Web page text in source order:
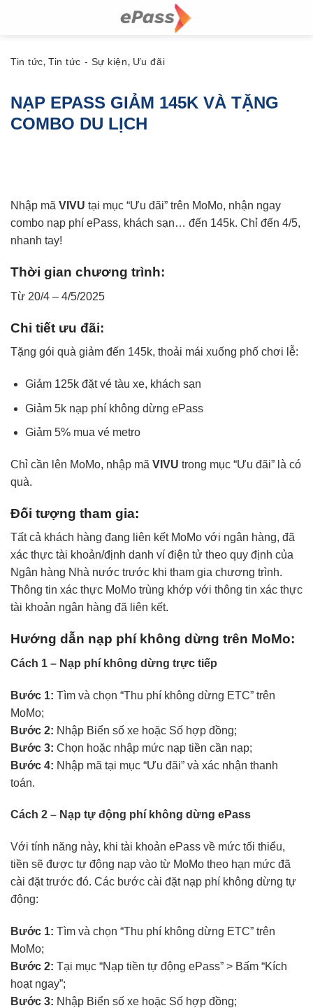
Tin tức, Tin tức - Sự kiện, Ưu đãi
NẠP EPASS GIẢM 145K VÀ TẶNG
COMBO DU LỊCH
Nhập mã VIVU tại mục “Ưu đãi” trên MoMo, nhận ngay
combo nạp phí ePass, khách sạn… đến 145k. Chỉ đến 4/5,
nhanh tay!
Thời gian chương trình:
Từ 20/4 – 4/5/2025
Chi tiết ưu đãi:
Tặng gói quà giảm đến 145k, thoải mái xuống phố chơi lễ:
Giảm 125k đặt vé tàu xe, khách sạn
Giảm 5k nạp phí không dừng ePass
Giảm 5% mua vé metro
Chỉ cần lên MoMo, nhập mã VIVU trong mục “Ưu đãi” là có
quà.
Đối tượng tham gia:
Tất cả khách hàng đang liên kết MoMo với ngân hàng, đã
xác thực tài khoản/định danh ví điện tử theo quy định của
Ngân hàng Nhà nước trước khi tham gia chương trình.
Thông tin xác thực MoMo trùng khớp với thông tin xác thực
tài khoản ngân hàng đã liên kết.
Hướng dẫn nạp phí không dừng trên MoMo:
Cách 1 – Nạp phí không dừng trực tiếp
Bước 1: Tìm và chọn “Thu phí không dừng ETC” trên
MoMo;
Bước 2: Nhập Biển số xe hoặc Số hợp đồng;
Bước 3: Chọn hoặc nhập mức nạp tiền cần nạp;
Bước 4: Nhập mã tại mục “Ưu đãi” và xác nhận thanh
toán.
Cách 2 – Nạp tự động phí không dừng ePass
Với tính năng này, khi tài khoản ePass về mức tối thiểu,
tiền sẽ được tự động nạp vào từ MoMo theo hạn mức đã
cài đặt trước đó. Các bước cài đặt nạp phí không dừng tự
động:
Bước 1: Tìm và chọn “Thu phí không dừng ETC” trên
MoMo;
Bước 2: Tại mục “Nạp tiền tự động ePass” > Bấm “Kích
hoạt ngay”;
Bước 3: Nhập Biển số xe hoặc Số hợp đồng;